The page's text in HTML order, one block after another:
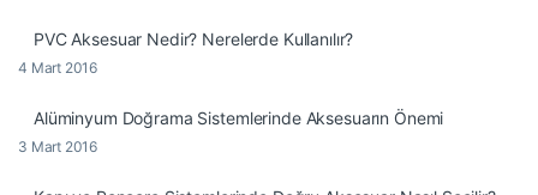
PVC Aksesuar Nedir? Nerelerde Kullanılır?
4 Mart 2016
Alüminyum Doğrama Sistemlerinde Aksesuarın Önemi
3 Mart 2016